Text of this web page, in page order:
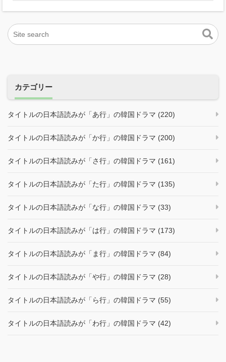
カテゴリー
タイトルの日本語読みが「あ行」の韓国ドラマ (220)
タイトルの日本語読みが「か行」の韓国ドラマ (200)
タイトルの日本語読みが「さ行」の韓国ドラマ (161)
タイトルの日本語読みが「た行」の韓国ドラマ (135)
タイトルの日本語読みが「な行」の韓国ドラマ (33)
タイトルの日本語読みが「は行」の韓国ドラマ (173)
タイトルの日本語読みが「ま行」の韓国ドラマ (84)
タイトルの日本語読みが「や行」の韓国ドラマ (28)
タイトルの日本語読みが「ら行」の韓国ドラマ (55)
タイトルの日本語読みが「わ行」の韓国ドラマ (42)